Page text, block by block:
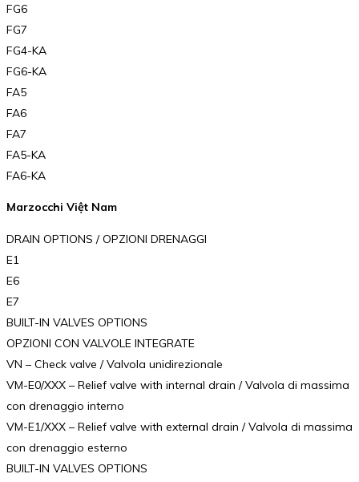
FG6
FG7
FG4-KA
FG6-KA
FA5
FA6
FA7
FA5-KA
FA6-KA
Marzocchi Việt Nam
DRAIN OPTIONS / OPZIONI DRENAGGI
E1
E6
E7
BUILT-IN VALVES OPTIONS
OPZIONI CON VALVOLE INTEGRATE
VN – Check valve / Valvola unidirezionale
VM-E0/XXX – Relief valve with internal drain / Valvola di massima
con drenaggio interno
VM-E1/XXX – Relief valve with external drain / Valvola di massima
con drenaggio esterno
BUILT-IN VALVES OPTIONS